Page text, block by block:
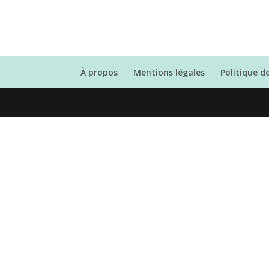
À propos Mentions légales Politique